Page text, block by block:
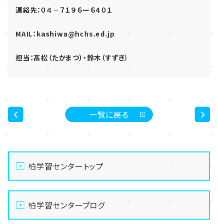
連絡先：０４－７１９６ー６４０１
MAIL：kashiwa@hchs.ed.jp
担当：髙松（たかまつ）・鈴木（すずき）
一覧に戻る
柏学習センタートップ
柏学習センターブログ